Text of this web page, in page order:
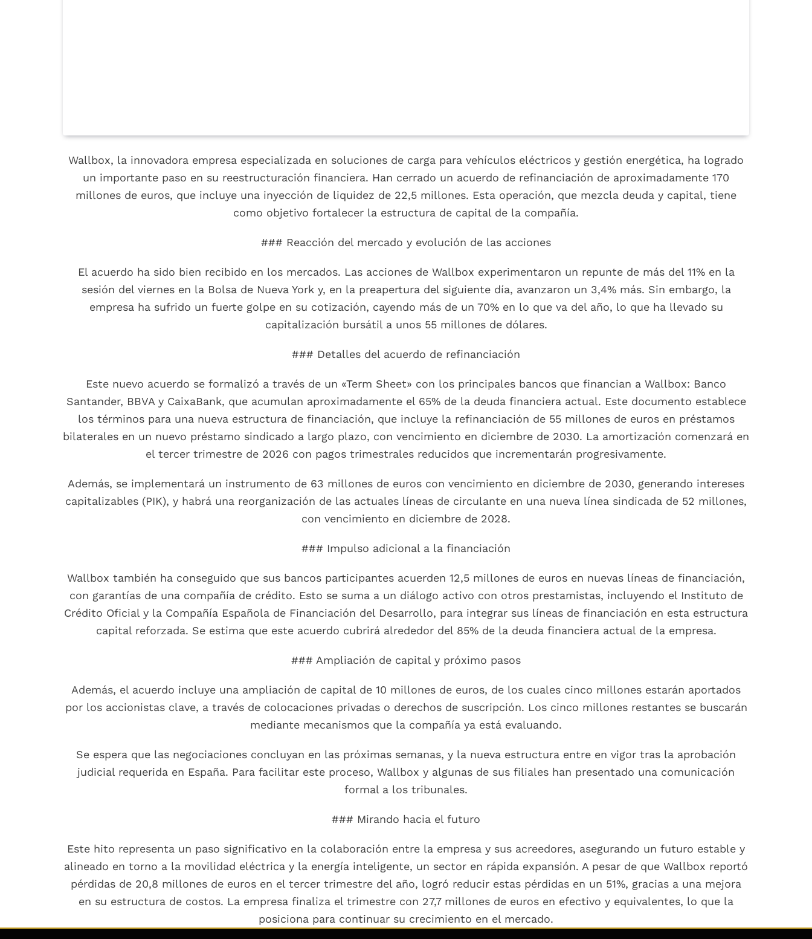
Wallbox, la innovadora empresa especializada en soluciones de carga para vehículos eléctricos y gestión energética, ha logrado
un importante paso en su reestructuración financiera. Han cerrado un acuerdo de refinanciación de aproximadamente 170
millones de euros, que incluye una inyección de liquidez de 22,5 millones. Esta operación, que mezcla deuda y capital, tiene
como objetivo fortalecer la estructura de capital de la compañía.
### Reacción del mercado y evolución de las acciones
El acuerdo ha sido bien recibido en los mercados. Las acciones de Wallbox experimentaron un repunte de más del 11% en la
sesión del viernes en la Bolsa de Nueva York y, en la preapertura del siguiente día, avanzaron un 3,4% más. Sin embargo, la
empresa ha sufrido un fuerte golpe en su cotización, cayendo más de un 70% en lo que va del año, lo que ha llevado su
capitalización bursátil a unos 55 millones de dólares.
### Detalles del acuerdo de refinanciación
Este nuevo acuerdo se formalizó a través de un «Term Sheet» con los principales bancos que financian a Wallbox: Banco
Santander, BBVA y CaixaBank, que acumulan aproximadamente el 65% de la deuda financiera actual. Este documento establece
los términos para una nueva estructura de financiación, que incluye la refinanciación de 55 millones de euros en préstamos
bilaterales en un nuevo préstamo sindicado a largo plazo, con vencimiento en diciembre de 2030. La amortización comenzará en
el tercer trimestre de 2026 con pagos trimestrales reducidos que incrementarán progresivamente.
Además, se implementará un instrumento de 63 millones de euros con vencimiento en diciembre de 2030, generando intereses
capitalizables (PIK), y habrá una reorganización de las actuales líneas de circulante en una nueva línea sindicada de 52 millones,
con vencimiento en diciembre de 2028.
### Impulso adicional a la financiación
Wallbox también ha conseguido que sus bancos participantes acuerden 12,5 millones de euros en nuevas líneas de financiación,
con garantías de una compañía de crédito. Esto se suma a un diálogo activo con otros prestamistas, incluyendo el Instituto de
Crédito Oficial y la Compañía Española de Financiación del Desarrollo, para integrar sus líneas de financiación en esta estructura
capital reforzada. Se estima que este acuerdo cubrirá alrededor del 85% de la deuda financiera actual de la empresa.
### Ampliación de capital y próximo pasos
Además, el acuerdo incluye una ampliación de capital de 10 millones de euros, de los cuales cinco millones estarán aportados
por los accionistas clave, a través de colocaciones privadas o derechos de suscripción. Los cinco millones restantes se buscarán
mediante mecanismos que la compañía ya está evaluando.
Se espera que las negociaciones concluyan en las próximas semanas, y la nueva estructura entre en vigor tras la aprobación
judicial requerida en España. Para facilitar este proceso, Wallbox y algunas de sus filiales han presentado una comunicación
formal a los tribunales.
### Mirando hacia el futuro
Este hito representa un paso significativo en la colaboración entre la empresa y sus acreedores, asegurando un futuro estable y
alineado en torno a la movilidad eléctrica y la energía inteligente, un sector en rápida expansión. A pesar de que Wallbox reportó
pérdidas de 20,8 millones de euros en el tercer trimestre del año, logró reducir estas pérdidas en un 51%, gracias a una mejora
en su estructura de costos. La empresa finaliza el trimestre con 27,7 millones de euros en efectivo y equivalentes, lo que la
posiciona para continuar su crecimiento en el mercado.